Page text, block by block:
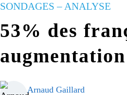
SONDAGES – ANALYSE
53% des
Arnaud Gaillard